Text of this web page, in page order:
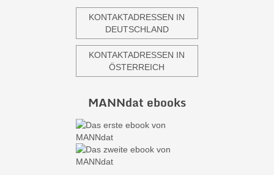
KONTAKTADRESSEN IN
DEUTSCHLAND
KONTAKTADRESSEN IN
ÖSTERREICH
MANNdat ebooks